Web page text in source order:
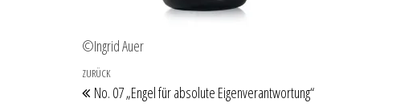
©Ingrid Auer
Beitragsnavigation
Vorheriger Beitrag
ZURÜCK
No. 07 „Engel für absolute Eigenverantwortung“